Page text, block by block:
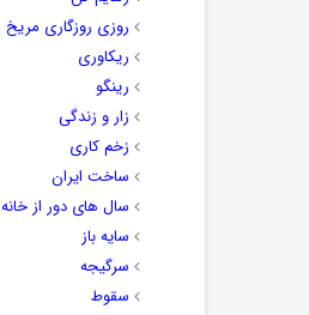
روزی روزگاری مریخ
ریکاوری
رینگو
زار و زندگی
زخم کاری
ساخت ایران
سال های دور از خانه
سایه باز
سرگیجه
سقوط